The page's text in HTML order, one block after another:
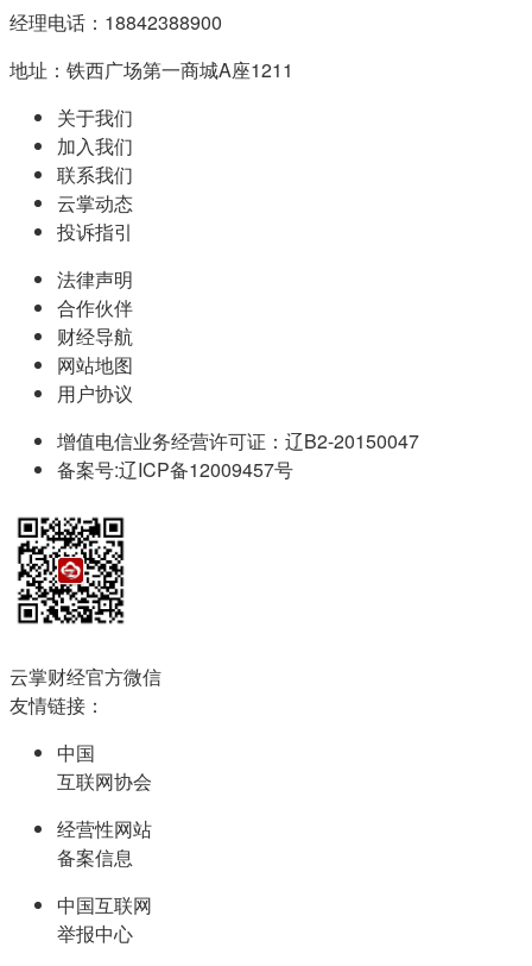
经理电话：18842388900
地址：铁西广场第一商城A座1211
关于我们
加入我们
联系我们
云掌动态
投诉指引
法律声明
合作伙伴
财经导航
网站地图
用户协议
增值电信业务经营许可证：辽B2-20150047
备案号:辽ICP备12009457号
云掌财经官方微信
友情链接：
中国
互联网协会
经营性网站
备案信息
中国互联网
举报中心